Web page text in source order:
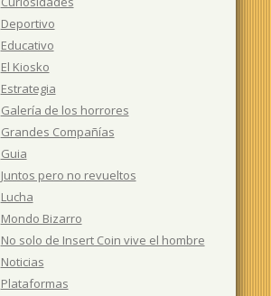
Deportivo
Educativo
El Kiosko
Estrategia
Galería de los horrores
Grandes Compañías
Guia
Juntos pero no revueltos
Lucha
Mondo Bizarro
No solo de Insert Coin vive el hombre
Noticias
Plataformas